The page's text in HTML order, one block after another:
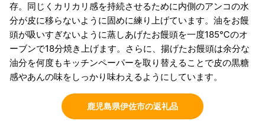
存。同じくカリカリ感を持続させるために内側のアンコの水
分が皮に移らないように固めに練り上げています。油をお饅
頭が吸いすぎないように蒸しあげたお饅頭を一度185℃のオ
ーブンで18分焼き上げます。さらに、揚げたお饅頭は余分な
油分を何度もキッチンペーパーを取り替えることで皮の黒糖
感やあんの味をしっかり味わえるようにしています。
鹿児島県伊佐市の返礼品